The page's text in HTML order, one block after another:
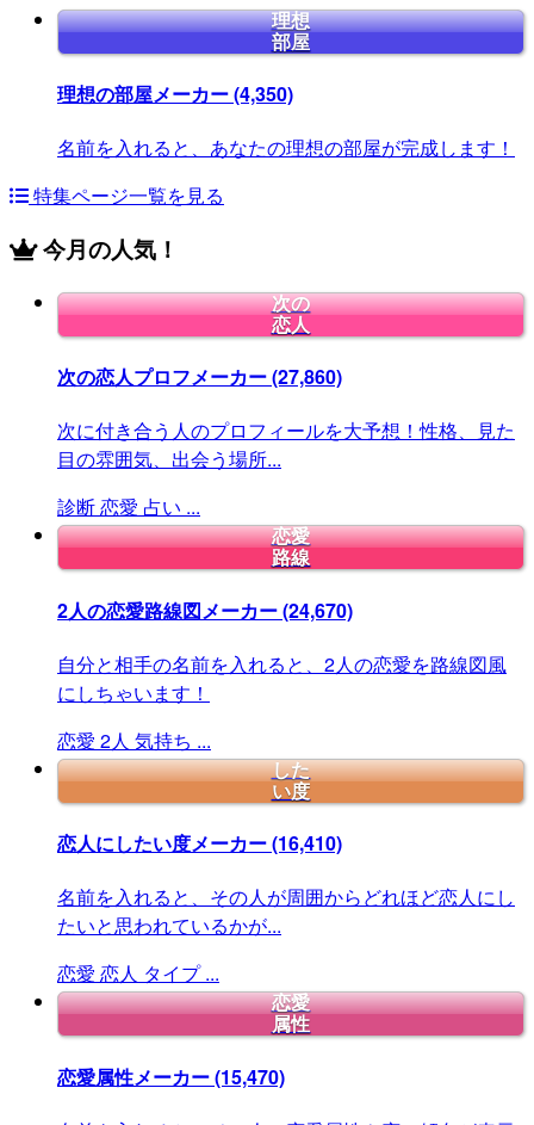
理想
部屋
理想の部屋メーカー(4,350)
名前を入れると、あなたの理想の部屋が完成します！
特集ページ一覧を見る
今月の人気！
次の
恋人
次の恋人プロフメーカー(27,860)
次に付き合う人のプロフィールを大予想！性格、見た
目の雰囲気、出会う場所...
診断恋愛 占い ...
恋愛
路線
2人の恋愛路線図メーカー(24,670)
自分と相手の名前を入れると、2人の恋愛を路線図風
にしちゃいます！
恋愛 2人 気持ち ...
した
い度
恋人にしたい度メーカー(16,410)
名前を入れると、その人が周囲からどれほど恋人にし
たいと思われているかが...
恋愛 恋人 タイプ ...
恋愛
属性
恋愛属性メーカー(15,470)